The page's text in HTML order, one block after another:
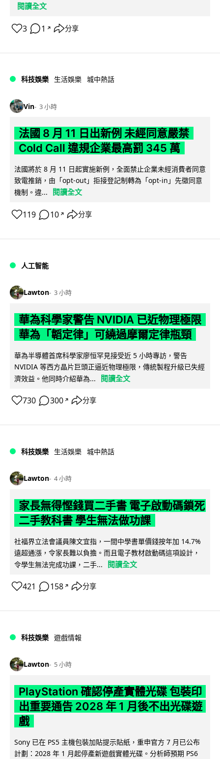
閱讀全文
3 1 ↗ 分享
科技娛樂 生活娛樂 城中熱話
Vin 3 小時
法國 8 月 11 日出新例 未經同意嚴禁
Cold Call 違規企業最高罰 345 萬
法國將於 8 月 11 日起實施新例，全面禁止企業未經消費者同意
致電推銷，由「opt-out」拒接登記制轉為「opt-in」先徵同意
機制。違...
閱讀全文
119 10 ↗ 分享
人工智能
Lawton 3 小時
華為科學家警告 NVIDIA 已近物理極限
華為「韜定律」可繞過摩爾定律瓶頸
華為半導體首席科學家廖恒罕見接受近 5 小時專訪，警告
NVIDIA 等西方晶片巨頭正逼近物理極限，傳統製程升級已失經
濟效益。他同時介紹華為...
閱讀全文
730 300 ↗ 分享
科技娛樂 生活娛樂 城中熱話
Lawton 4 小時
家長無得慳錢買二手書 電子啟動碼鎖死
二手教科書 學生無法做功課
社福界立法會議員陳文宜指，一間中學書單價錢按年加 14.7%
遠超通漲，令家長難以負擔。而且電子教材啟動碼這項設計，
令學生無法完成功課，二手...
閱讀全文
421 158 ↗ 分享
科技娛樂 遊戲情報
Lawton 5 小時
PlayStation 確認停產實體光碟 包裝印
出重要通告 2028 年 1 月後不出光碟遊
戲
Sony 已在 PS5 主機包裝加貼提示貼紙，重申官方 7 月已公布
計劃：2028 年 1 月起停產新遊戲實體光碟。分析師預期 PS6